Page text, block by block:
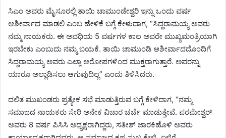
ಸಿಎಂ ಅವರು ಮೈಸೂರಲ್ಲಿ ತಾಯಿ ಚಾಮುಂಡೇಶ್ವರಿ ಇನ್ನು ಒಂದು ವರ್ಷ
ಆಶೀರ್ವಾದ ಮಾಡಲಿ ಎಂಬ ಹೇಳಿಕೆ ಬಗ್ಗೆ ಕೇಳುದಾಗ, “ಸಿದ್ದರಾಮಯ್ಯ ಅವರು
ನಮ್ಮ ನಾಯಕರು. ಈ ಅವಧಿಯ 5 ವರ್ಷಗಳ ಕಾಲ ಅವರೇ ಮುಖ್ಯಮಂತ್ರಿಯಾಗಿ
ಇರಬೇಕು ಎಂಬುದು ನಮ್ಮ ಬಯಕೆ. ತಾಯಿ ಚಾಮುಂಡಿ ಆಶೀರ್ವಾದದೊಂದಿಗೆ
ಸಿದ್ದರಾಮಯ್ಯ ಅವರು ಎಲ್ಲಾ ಆರೋಪಗಳಿಂದ ಮುಕ್ತರಾಗುತ್ತಾರೆ. ಅವರನ್ನು
ಯಾರೂ ಅಲ್ಲಾಡಿಸಲು ಆಗುವುದಿಲ್ಲ” ಎಂದು ತಿಳಿಸಿದರು.
ದಲಿತ ಮುಖಂಡರು ಪ್ರತ್ಯೇಕ ಸಭೆ ಮಾಡುತ್ತಿರುವ ಬಗ್ಗೆ ಕೇಳಿದಾಗ, “ನಮ್ಮ
ಸಮಾಜದ ನಾಯಕರು ಸೇರಿ ಅನೇಕ ವಿಚಾರ ಚರ್ಚೆ ಮಾಡುತ್ತೇವೆ. ಪರಮೇಶ್ವರ್
ಅವರು 8 ವರ್ಷ ಪಿಸಿಸಿ ಅಧ್ಯಕ್ಷರಾಗಿದ್ದರು, ಸತೀಶ್ ಜಾರಕಿಹೊಳಿ ಅವರು